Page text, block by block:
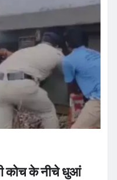
कोच के नीचे धुआं